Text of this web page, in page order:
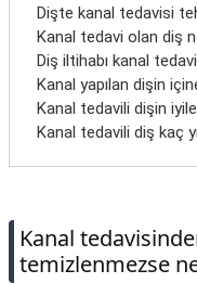
Dişte kanal tedavisi
Kanal tedavi olan diş
Diş iltihabı kanal
Kanal yapılan dişin
Kanal tedavili dişin
Kanal tedavili diş kaç
Kanal
temizlenmezse